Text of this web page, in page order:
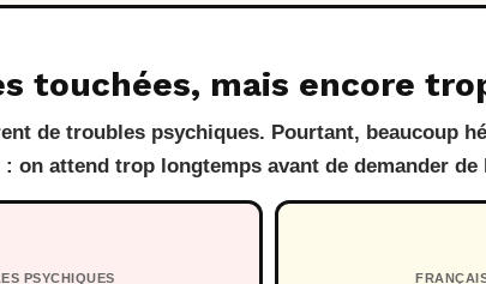
touchées, mais encore
de troubles psychiques. Pourtant, beaucoup
attend trop longtemps avant de demander de
PSYCHIQUES